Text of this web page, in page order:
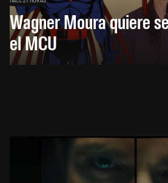
Wagner Moura quiere
el MCU